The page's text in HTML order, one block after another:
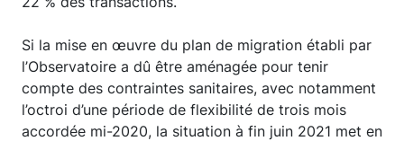
Si la mise en œuvre du plan de migration établi par
l’Observatoire a dû être aménagée pour tenir
compte des contraintes sanitaires, avec notamment
l’octroi d’une période de flexibilité de trois mois
accordée mi-2020, la situation à fin juin 2021 met en